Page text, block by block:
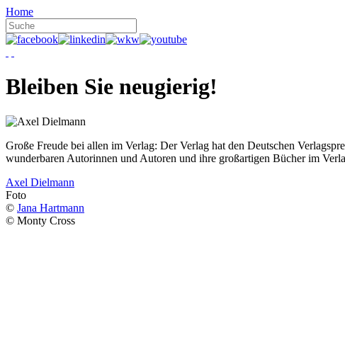
Home
Bleiben Sie neugierig!
Große Freude bei allen im Verlag: Der Verlag hat den Deutschen
wunderbaren Autorinnen und Autoren und ihre großartigen Bücher im
Axel Dielmann
Foto
© Jana Hartmann
© Monty Cross